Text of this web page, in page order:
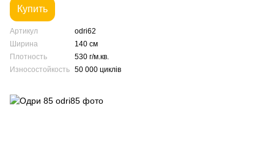
Купить
Артикул
odri62
Ширина
140 см
Плотность
530 г/м.кв.
Износостойкость 50 000 циклів